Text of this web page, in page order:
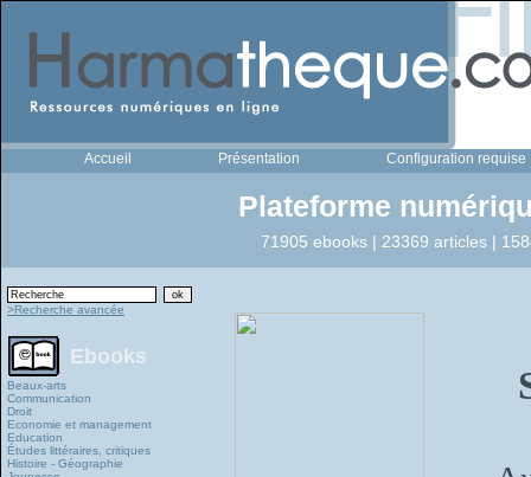
Accueil Présentation Configuration requise
Plateforme
71905 ebooks | 23369 articles |
>Recherche avancée
Ebooks
Beaux-arts
Communication
Droit
Economie et management
Education
Études littéraires, critiques
Histoire - Géographie